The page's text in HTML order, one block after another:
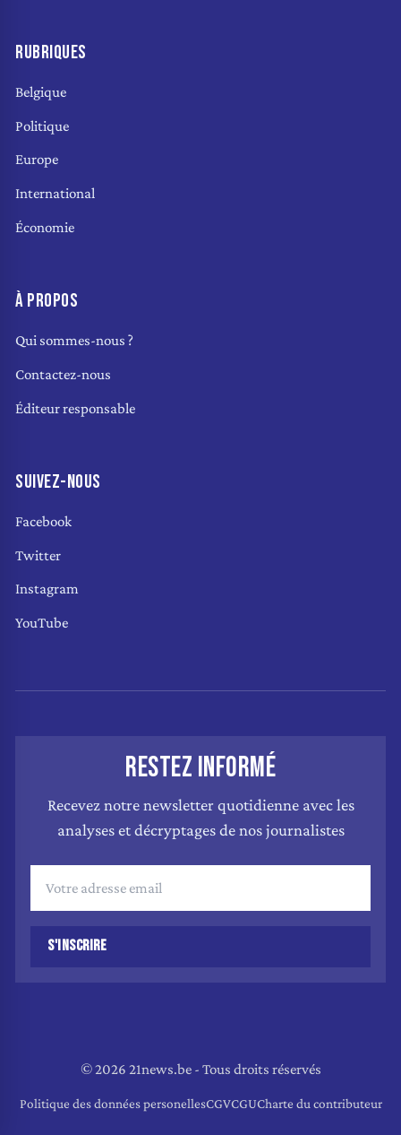
RUBRIQUES
Belgique
Politique
Europe
International
Économie
À PROPOS
Qui sommes-nous ?
Contactez-nous
Éditeur responsable
SUIVEZ-NOUS
Facebook
Twitter
Instagram
YouTube
RESTEZ INFORMÉ
Recevez notre newsletter quotidienne avec les
analyses et décryptages de nos journalistes
S'INSCRIRE
© 2026 21news.be - Tous droits réservés
Politique des données personellesCGVCGUCharte du contributeur